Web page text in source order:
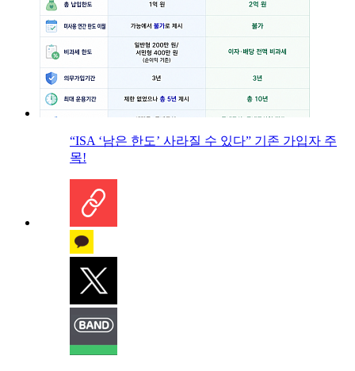
“ISA ‘남은 한도’ 사라질 수 있다” 기존 가입자 주
목!